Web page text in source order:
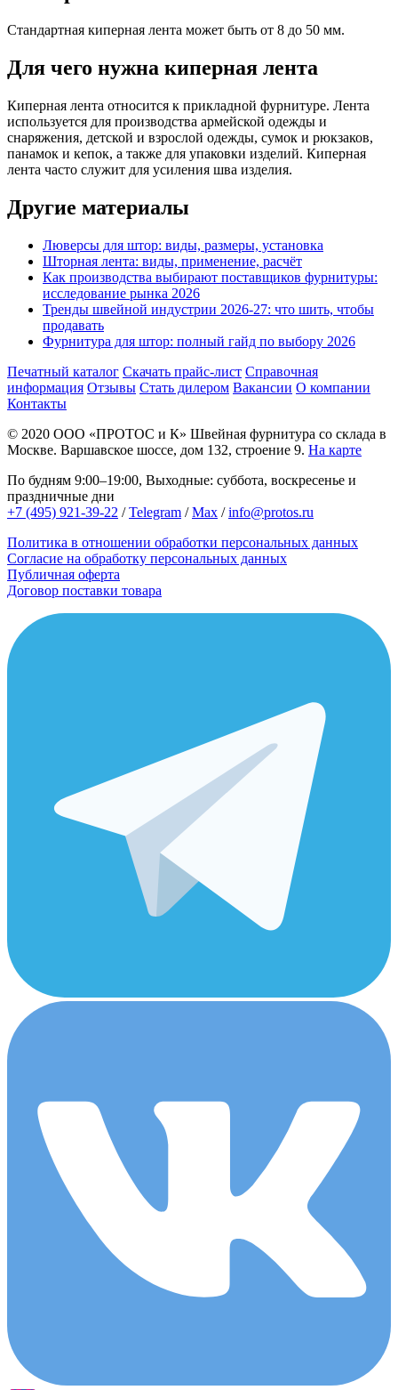
Стандартная киперная лента может быть от 8 до 50 мм.
Для чего нужна киперная лента
Киперная лента относится к прикладной фурнитуре. Лента
используется для производства армейской одежды и
снаряжения, детской и взрослой одежды, сумок и рюкзаков,
панамок и кепок, а также для упаковки изделий. Киперная
лента часто служит для усиления шва изделия.
Другие материалы
Люверсы для штор: виды, размеры, установка
Шторная лента: виды, применение, расчёт
Как производства выбирают поставщиков фурнитуры:
исследование рынка 2026
Тренды швейной индустрии 2026-27: что шить, чтобы
продавать
Фурнитура для штор: полный гайд по выбору 2026
Печатный каталог Скачать прайс-лист Справочная
информация Отзывы Стать дилером Вакансии О компании
Контакты
© 2020 ООО «ПРОТОС и К» Швейная фурнитура со склада в
Москве. Варшавское шоссе, дом 132, строение 9. На карте
По будням 9:00–19:00, Выходные: суббота, воскресенье и
праздничные дни
+7 (495) 921-39-22 /Telegram /Max /info@protos.ru
Политика в отношении обработки персональных данных
Согласие на обработку персональных данных
Публичная оферта
Договор поставки товара